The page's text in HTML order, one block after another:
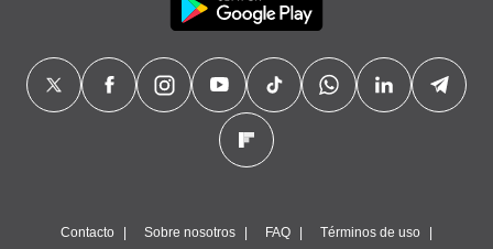
Contacto Sobre nosotros FAQ Términos de uso